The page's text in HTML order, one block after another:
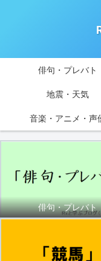
俳句・プレバト
地震・天気
音楽・アニメ・声
俳句・プレバト